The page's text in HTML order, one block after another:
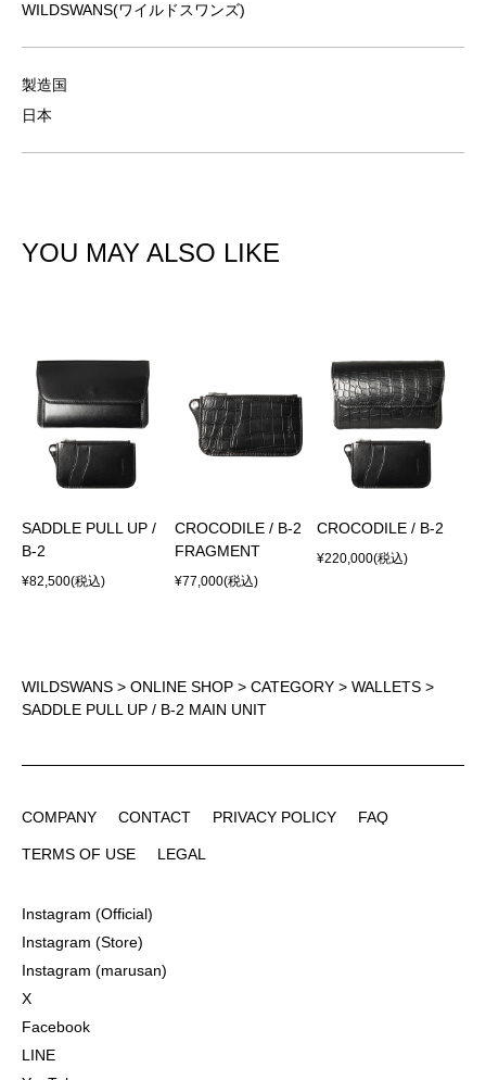
WILDSWANS(ワイルドスワンズ)
製造国
日本
YOU MAY ALSO LIKE
SADDLE PULL UP /
B-2
¥82,500(税込)
CROCODILE / B-2
FRAGMENT
¥77,000(税込)
CROCODILE / B-2
¥220,000(税込)
WILDSWANS > ONLINE SHOP > CATEGORY > WALLETS >
SADDLE PULL UP / B-2 MAIN UNIT
COMPANY
CONTACT
PRIVACY POLICY
FAQ
TERMS OF USE
LEGAL
Instagram (Official)
Instagram (Store)
Instagram (marusan)
X
Facebook
LINE